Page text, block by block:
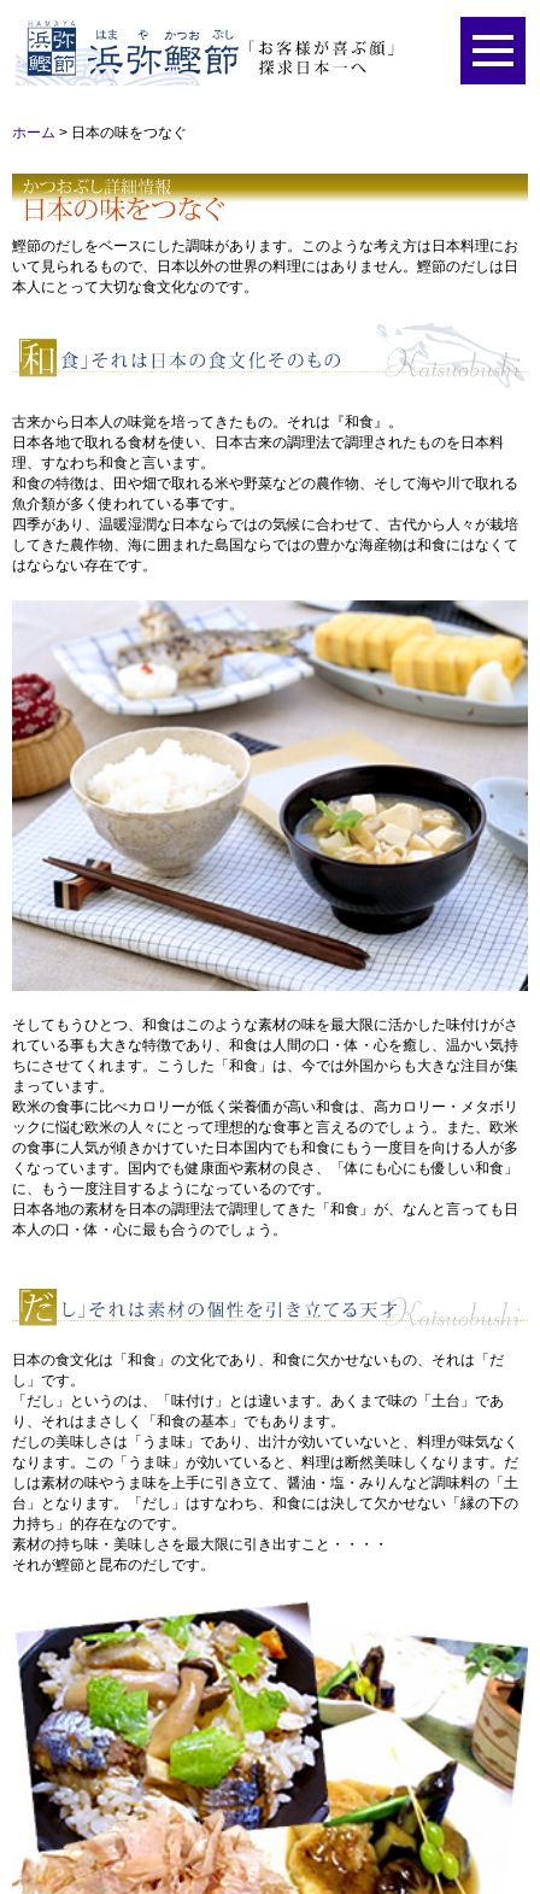
ホーム > 日本の味をつなぐ
鰹節のだしをベースにした調味があります。このような考え方は日本料理にお
いて見られるもので、日本以外の世界の料理にはありません。鰹節のだしは日
本人にとって大切な食文化なのです。
古来から日本人の味覚を培ってきたもの。それは『和食』。
日本各地で取れる食材を使い、日本古来の調理法で調理されたものを日本料
理、すなわち和食と言います。
和食の特徴は、田や畑で取れる米や野菜などの農作物、そして海や川で取れる
魚介類が多く使われている事です。
四季があり、温暖湿潤な日本ならではの気候に合わせて、古代から人々が栽培
してきた農作物、海に囲まれた島国ならではの豊かな海産物は和食にはなくて
はならない存在です。
そしてもうひとつ、和食はこのような素材の味を最大限に活かした味付けがさ
れている事も大きな特徴であり、和食は人間の口・体・心を癒し、温かい気持
ちにさせてくれます。こうした「和食」は、今では外国からも大きな注目が集
まっています。
欧米の食事に比べカロリーが低く栄養価が高い和食は、高カロリー・メタボリ
ックに悩む欧米の人々にとって理想的な食事と言えるのでしょう。また、欧米
の食事に人気が傾きかけていた日本国内でも和食にもう一度目を向ける人が多
くなっています。国内でも健康面や素材の良さ、「体にも心にも優しい和食」
に、もう一度注目するようになっているのです。
日本各地の素材を日本の調理法で調理してきた「和食」が、なんと言っても日
本人の口・体・心に最も合うのでしょう。
日本の食文化は「和食」の文化であり、和食に欠かせないもの、それは「だ
し」です。
「だし」というのは、「味付け」とは違います。あくまで味の「土台」であ
り、それはまさしく「和食の基本」でもあります。
だしの美味しさは「うま味」であり、出汁が効いていないと、料理が味気なく
なります。この「うま味」が効いていると、料理は断然美味しくなります。だ
しは素材の味やうま味を上手に引き立て、醤油・塩・みりんなど調味料の「土
台」となります。「だし」はすなわち、和食には決して欠かせない「縁の下の
力持ち」的存在なのです。
素材の持ち味・美味しさを最大限に引き出すこと・・・・
それが鰹節と昆布のだしです。